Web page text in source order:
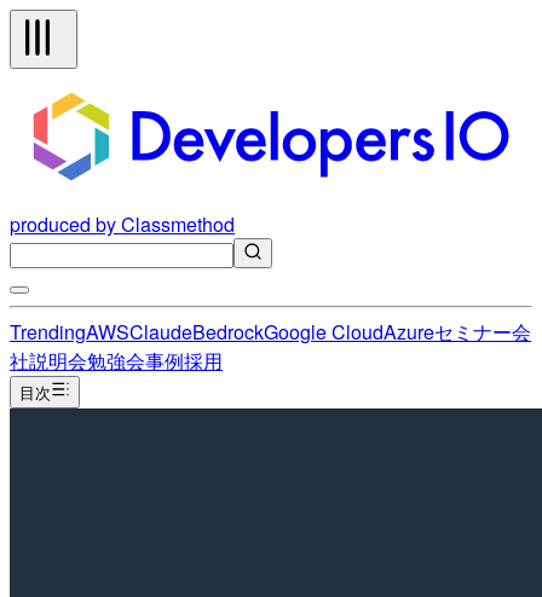
produced by Classmethod
TrendingAWSClaudeBedrockGoogle CloudAzureセミナー会
社説明会勉強会事例採用
目次